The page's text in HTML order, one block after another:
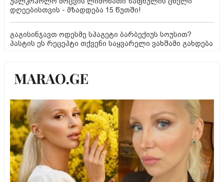
დღეებისთვის - მზადდება 15 წუთში!
გაგისინჯავთ ოდესმე სპაგეტი ბარბექიუს სოუსით?
პასტის ეს რეცეპტი თქვენი საყვარელი ვახშამი გახდება